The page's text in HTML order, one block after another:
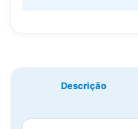
Descrição